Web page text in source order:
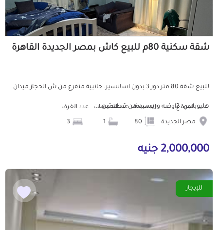
شقة سكنية 80م للبيع كاش بمصر الجديدة القاهرة
للبيع شقة 80 متر دور 3 بدون اسانسير. جانبية متفرع من ش الحجاز ميدان
هليوبلس. 2اوضه وريسيبشن قطعتين...
الموقع
مصر الجديدة
المساحة عدد الحمامات عدد الغرف
2,000,000 جنيه
للإيجار